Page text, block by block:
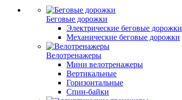
Беговые дорожки
Электрические беговые дорожки
Механические беговые дорожки
Велотренажеры
Мини велотренажеры
Вертикальные
Горизонтальные
Спин-байки